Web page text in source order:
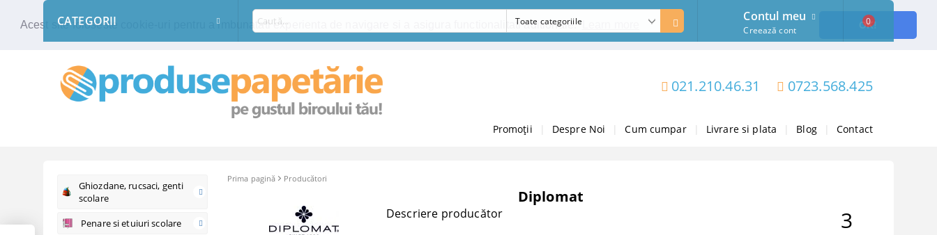
Acest site foloseste cookie-uri pentru a imbunatati experienta de navigare si a asigura functionalitati aditionale. OK!
021.210.46.31 0723.568.425
Promoții Despre Noi Cum cumpar Livrare si plata Blog Contact
CATEGORII Contul meu
Creează cont
0
Ghiozdane, rucsaci, genti
scolare
Penare si etuiuri scolare
Prima pagină Producători
Diplomat
Descriere producător 3